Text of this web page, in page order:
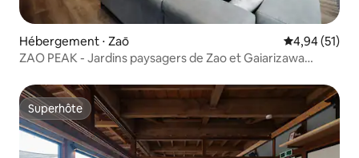
Hébergement ⋅ Zaō Évaluation
4,94 (51)
ZAO PEAK - Jardins paysagers de Zao et Gaiarizawa
Superhôte
Superhôte